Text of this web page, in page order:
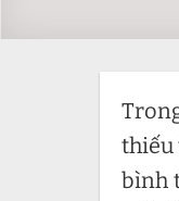
thiếu
bình